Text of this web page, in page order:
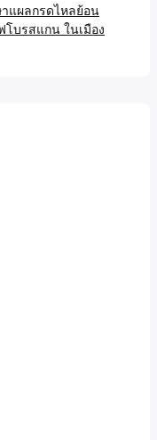
แผลกรดไหลย้อน
บรสแกน ในเมือง